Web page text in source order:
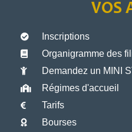
VOS
Inscriptions
Organigramme des
Demandez un MINI
Régimes d'accueil
Tarifs
Bourses